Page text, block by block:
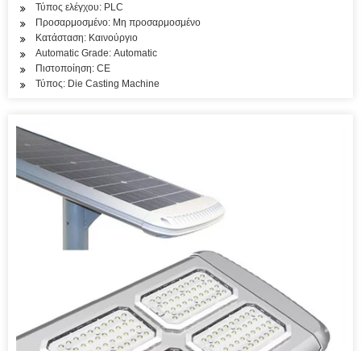
Τύπος ελέγχου: PLC
Προσαρμοσμένο: Μη προσαρμοσμένο
Κατάσταση: Καινούργιο
Automatic Grade: Automatic
Πιστοποίηση: CE
Τύπος: Die Casting Machine